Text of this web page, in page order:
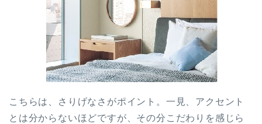
こちらは、さりげなさがポイント。一見、アクセント
とは分からないほどですが、その分こだわりを感じら